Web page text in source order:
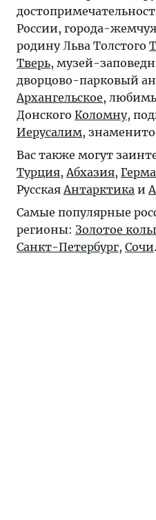
России, города-
родину Льва Толстого
Тверь, музей-
дворцово-парковый
Архангельское,
Донского Коломну,
Иерусалим,
Вас также могут
Турция, Абхазия,
Русская Антарктика и
Самые популярные
регионы: Золотое
Санкт-Петербург, Сочи.